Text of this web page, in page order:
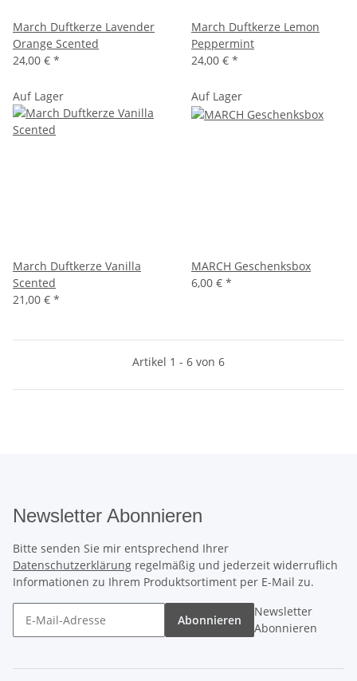
March Duftkerze Lavender
Orange Scented
24,00 € *
March Duftkerze Lemon
Peppermint
24,00 € *
Auf Lager
March Duftkerze Vanilla
Scented
21,00 € *
Auf Lager
MARCH Geschenksbox
6,00 € *
Artikel 1 - 6 von 6
Newsletter Abonnieren
Bitte senden Sie mir entsprechend Ihrer
Datenschutzerklärung regelmäßig und jederzeit widerruflich
Informationen zu Ihrem Produktsortiment per E-Mail zu.
Abonnieren
Newsletter
Abonnieren